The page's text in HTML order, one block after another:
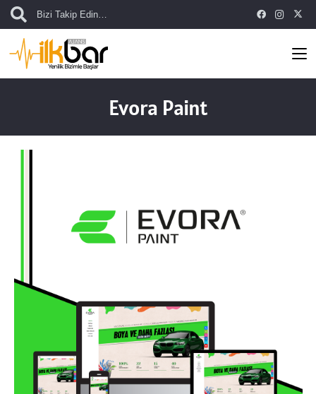
Bizi Takip Edin…
Evora Paint